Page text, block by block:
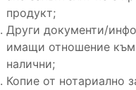
продукт;
Други документи/
имащи отношение към
налични;
Копие от нотариално